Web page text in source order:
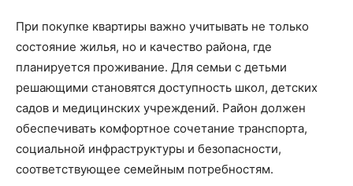
При покупке квартиры важно учитывать не только
состояние жилья, но и качество района, где
планируется проживание. Для семьи с детьми
решающими становятся доступность школ, детских
садов и медицинских учреждений. Район должен
обеспечивать комфортное сочетание транспорта,
социальной инфраструктуры и безопасности,
соответствующее семейным потребностям.